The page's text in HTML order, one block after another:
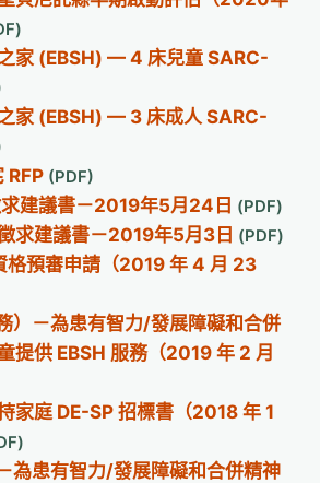
家 (EBSH) — 4 床兒童 SARC-
家 (EBSH) — 3 床成人 SARC-
RFP
建議書－2019年5月24日
求建議書－2019年5月3日
預審申請（2019 年 4 月 23
）－為患有智力/發展障礙和合併
提供 EBSH 服務（2019 年 2 月
家庭 DE-SP 招標書（2018 年 1
為患有智力/發展障礙和合併精神